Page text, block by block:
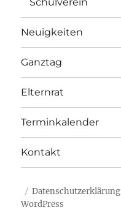
Neuigkeiten
Ganztag
Elternrat
Terminkalender
Kontakt
Datenschutzerklärung
WordPress